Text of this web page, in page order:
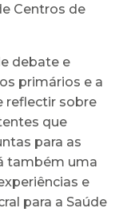
Centros de
debate e
primários e a
reflectir sobre
que
para as
também uma
e
para a Saúde